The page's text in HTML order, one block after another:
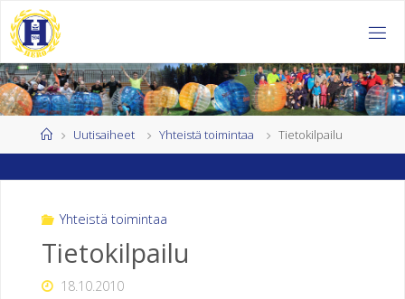
Skip
to
content
EL
SI
N
K
HomeUutisaiheet Yhteistä toimintaa Tietokilpailu
Yhteistä toimintaa
Tietokilpailu
18.10.2010